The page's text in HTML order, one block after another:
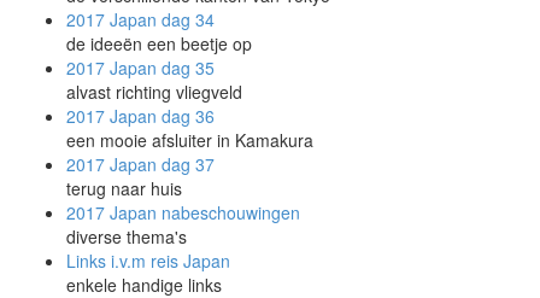
2017 Japan dag 34
de ideeën een beetje op
2017 Japan dag 35
alvast richting vliegveld
2017 Japan dag 36
een mooie afsluiter in Kamakura
2017 Japan dag 37
terug naar huis
2017 Japan nabeschouwingen
diverse thema's
Links i.v.m reis Japan
enkele handige links